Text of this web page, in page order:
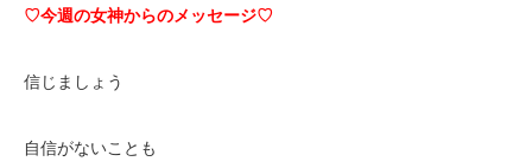
♡今週の女神からのメッセージ♡
信じましょう
自信がないことも